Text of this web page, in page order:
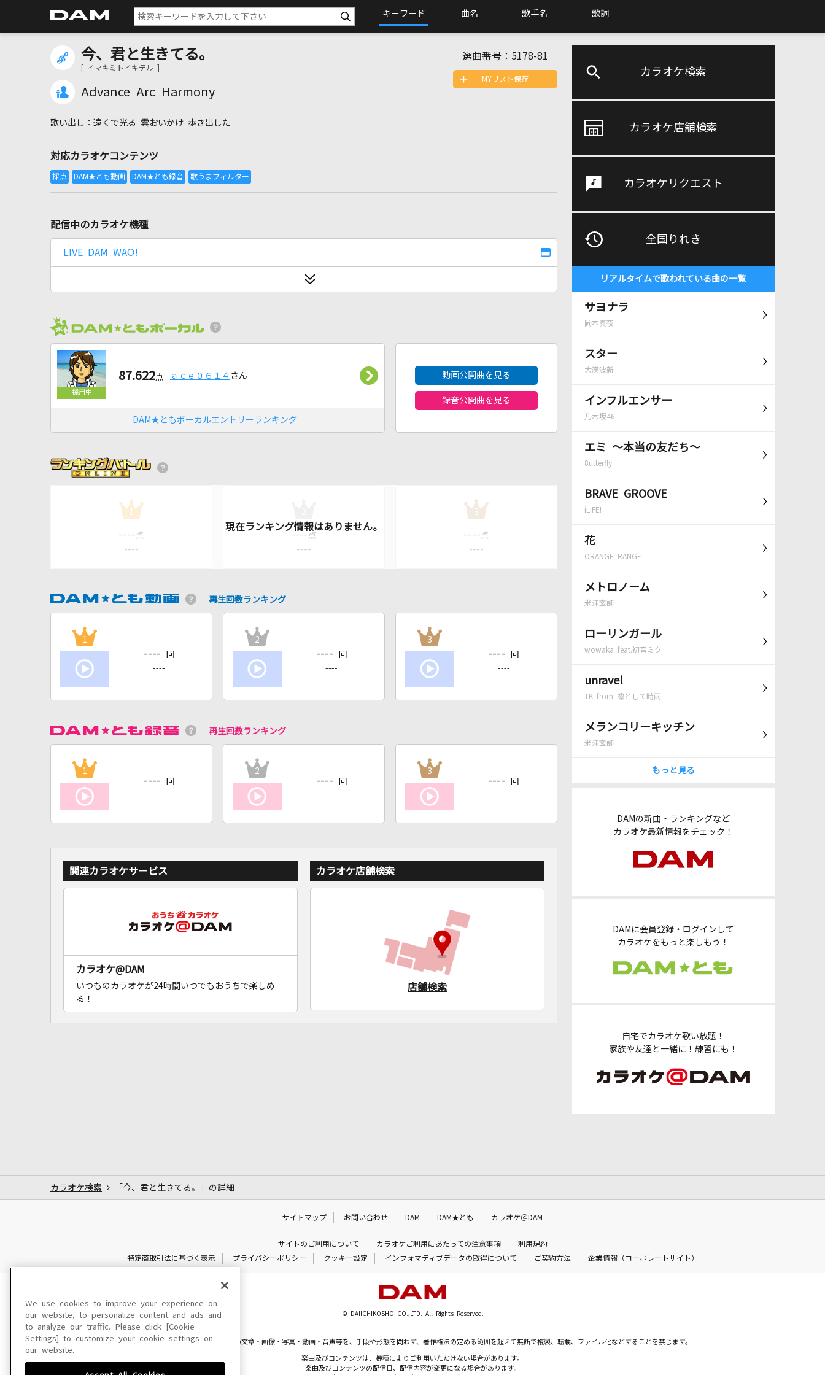
キーワード 曲名 歌手名 歌詞
カラオケ検索
カラオケ店舗検索
カラオケリクエスト
全国りれき
リアルタイムで歌われている曲の一覧
サヨナラ
岡本真夜
スター
大漠波新
インフルエンサー
乃木坂46
エミ ～本当の友だち～
8utterfly
BRAVE GROOVE
iLiFE!
花
ORANGE RANGE
メトロノーム
米津玄師
ローリンガール
wowaka feat.初音ミク
unravel
TK from 凛として時雨
メランコリーキッチン
米津玄師
もっと見る
DAMの新曲・ランキングなど
カラオケ最新情報をチェック！
DAMに会員登録・ログインして
カラオケをもっと楽しもう！
自宅でカラオケ歌い放題！
家族や友達と一緒に！練習にも！
今、君と生きてる。
[ イマキミトイキテル ]
Advance Arc Harmony
選曲番号： 5178-81
遠くで光る 雲おいかけ 歩き出した
対応カラオケコンテンツ
MYリスト保存
配信中のカラオケ機種
LIVE DAM WAO!
87.622点 ａｃｅ０６１４ さん
DAM★ともボーカルエントリーランキング
動画公開曲を見る
録音公開曲を見る
1
---- 点
----
---- 点
----
3
---- 点
----
再生回数ランキング
1
---- 回
----
2
---- 回
----
3
---- 回
----
再生回数ランキング
1
---- 回
----
2
---- 回
----
3
---- 回
----
関連カラオケサービス
カラオケ@DAM
いつものカラオケが24時間いつでもおうちで楽しめ
る！
カラオケ店舗検索
店舗検索
カラオケ検索 「今、君と生きてる。」の詳細
サイトマップ お問い合わせ DAM DAM★とも カラオケ＠DAM
サイトのご利用について カラオケご利用にあたっての注意事項
利用規約
特定商取引法に基づく表示
プライバシーポリシー クッキー設定 インフォマティブデータの取得について ご契約方法 企業情報（コーポレートサイト）
© DAIICHIKOSHO CO.,LTD. All Rights Reserved.
このサイトに掲載されている一切の文章・画像・写真・動画・音声等を、手段や形態を問わず、著作権法の定める範囲を超えて無断で複製、転載、ファイル化などすることを禁じます。
楽曲及びコンテンツは、機種によりご利用いただけない場合があります。
楽曲及びコンテンツの配信日、配信内容が変更になる場合があります。
We use cookies to improve your experience on
our website, to personalize content and ads and
to analyze our traffic. Please click [Cookie
Settings] to customize your cookie settings on
our website.